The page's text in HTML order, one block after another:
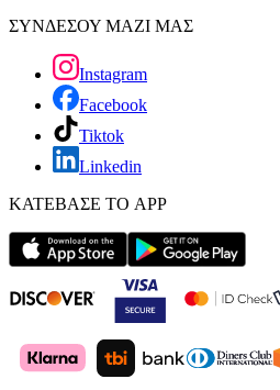
ΣΥΝΔΕΣΟΥ ΜΑΖΙ ΜΑΣ
Instagram
Facebook
Tiktok
Linkedin
ΚΑΤΕΒΑΣΕ ΤΟ APP